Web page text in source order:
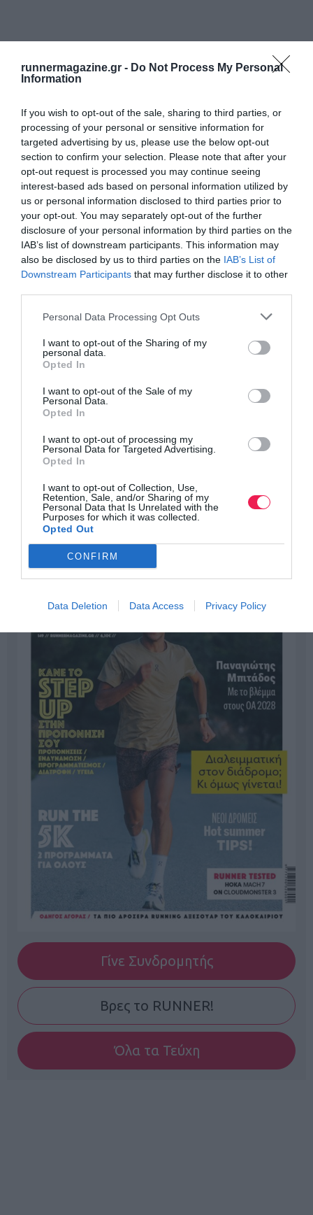
runnermagazine.gr - Do Not Process My Personal
Information
If you wish to opt-out of the sale, sharing to third parties, or
processing of your personal or sensitive information for
targeted advertising by us, please use the below opt-out
section to confirm your selection. Please note that after your
opt-out request is processed you may continue seeing
interest-based ads based on personal information utilized by
us or personal information disclosed to third parties prior to
your opt-out. You may separately opt-out of the further
disclosure of your personal information by third parties on the
IAB’s list of downstream participants. This information may
also be disclosed by us to third parties on the IAB’s List of
Downstream Participants that may further disclose it to other
Personal Data Processing Opt Outs
I want to opt-out of the Sharing of my
personal data.
Opted In
I want to opt-out of the Sale of my
Personal Data.
Opted In
I want to opt-out of processing my
Personal Data for Targeted Advertising.
Opted In
I want to opt-out of Collection, Use,
Retention, Sale, and/or Sharing of my
Personal Data that Is Unrelated with the
Purposes for which it was collected.
Opted Out
CONFIRM
Data Deletion Data Access Privacy Policy
Γίνε Συνδρομητής
Βρες το RUNNER!
Όλα τα Τεύχη